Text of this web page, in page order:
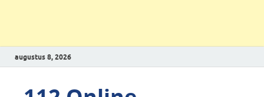
augustus 8, 2026